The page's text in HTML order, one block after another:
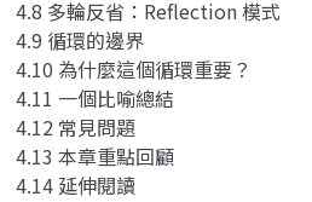
4.8 多輪反省：Reflection 模式
4.9 循環的邊界
4.10 為什麼這個循環重要？
4.11 一個比喻總結
4.12 常見問題
4.13 本章重點回顧
4.14 延伸閱讀